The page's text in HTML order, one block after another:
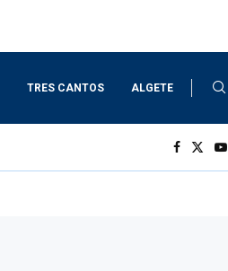
TRES CANTOS ALGETE